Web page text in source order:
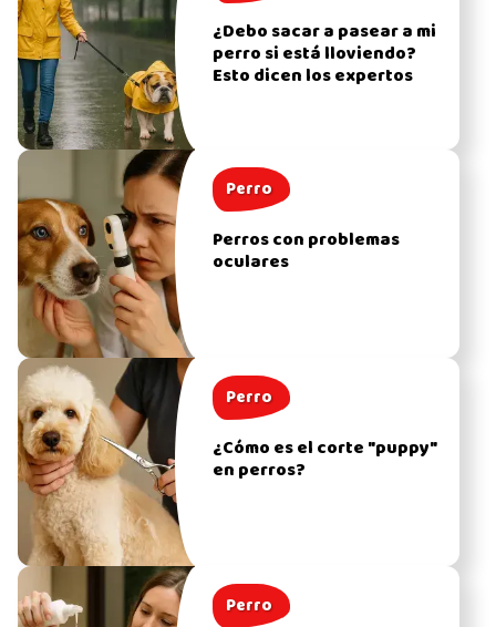
¿Debo sacar a pasear a mi
perro si está lloviendo?
Esto dicen los expertos
Perro
Perros con problemas
oculares
Perro
¿Cómo es el corte "puppy"
en perros?
Perro